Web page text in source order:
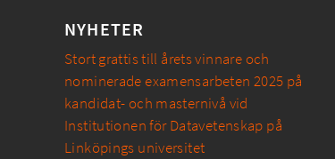
NYHETER
Stort grattis till årets vinnare och
nominerade examensarbeten 2025 på
kandidat- och masternivå vid
Institutionen för Datavetenskap på
Linköpings universitet